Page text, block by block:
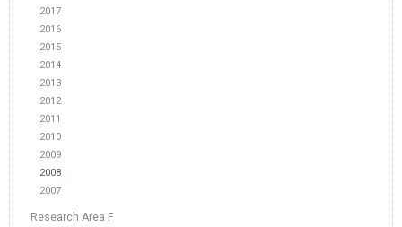
2017
2016
2015
2014
2013
2012
2011
2010
2009
2008
2007
Research Area F